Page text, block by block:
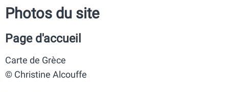
Photos du site
Page d'accueil
Carte de Grèce
© Christine Alcouffe